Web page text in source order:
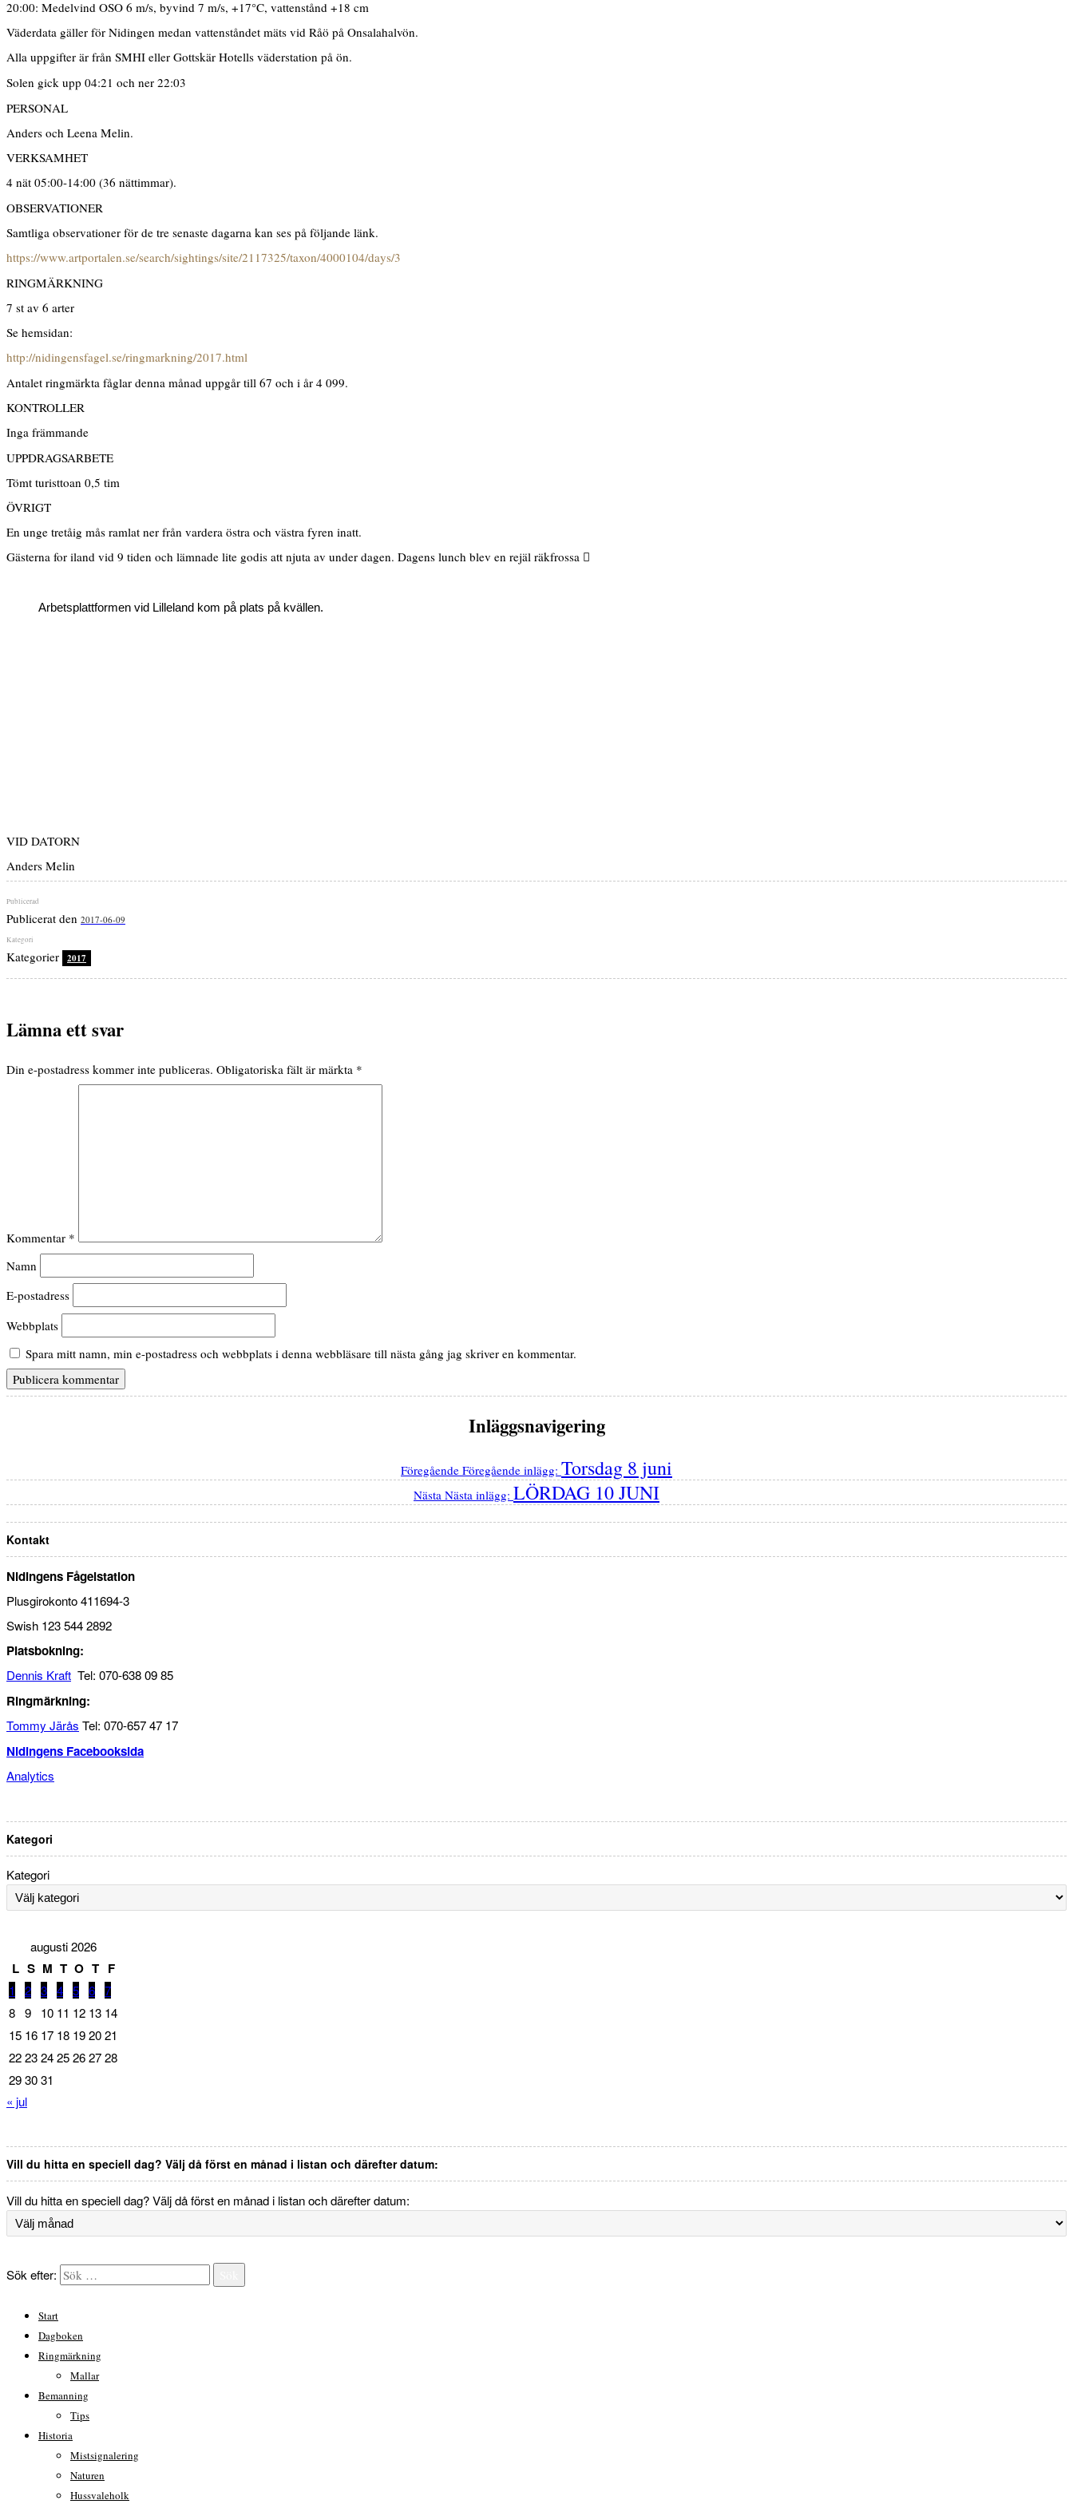
20:00: Medelvind OSO 6 m/s, byvind 7 m/s, +17°C, vattenstånd +18 cm
Väderdata gäller för Nidingen medan vattenståndet mäts vid Råö på Onsalahalvön.
Alla uppgifter är från SMHI eller Gottskär Hotells väderstation på ön.
Solen gick upp 04:21 och ner 22:03
PERSONAL
Anders och Leena Melin.
VERKSAMHET
4 nät 05:00-14:00 (36 nättimmar).
OBSERVATIONER
Samtliga observationer för de tre senaste dagarna kan ses på följande länk.
https://www.artportalen.se/search/sightings/site/2117325/taxon/4000104/days/3
RINGMÄRKNING
7 st av 6 arter
Se hemsidan:
http://nidingensfagel.se/ringmarkning/2017.html
Antalet ringmärkta fåglar denna månad uppgår till 67 och i år 4 099.
KONTROLLER
Inga främmande
UPPDRAGSARBETE
Tömt turisttoan 0,5 tim
ÖVRIGT
En unge tretåig mås ramlat ner från vardera östra och västra fyren inatt.
Gästerna for iland vid 9 tiden och lämnade lite godis att njuta av under dagen. Dagens lunch blev en rejäl räkfrossa 
Arbetsplattformen vid Lilleland kom på plats på kvällen.
VID DATORN
Anders Melin
Publicerat den 2017-06-09
Kategorier 2017
Lämna ett svar
Din e-postadress kommer inte publiceras. Obligatoriska fält är märkta *
Kommentar *
Namn
E-postadress
Webbplats
Spara mitt namn, min e-postadress och webbplats i denna webbläsare till nästa gång jag skriver en kommentar.
Inläggsnavigering
Föregående Föregående inlägg: Torsdag 8 juni
Nästa Nästa inlägg: LÖRDAG 10 JUNI
Kontakt
Nidingens Fågelstation
Plusgirokonto 411694-3
Swish 123 544 2892
Platsbokning:
Dennis Kraft Tel: 070-638 09 85
Ringmärkning:
Tommy Järås Tel: 070-657 47 17
Nidingens Facebooksida
Analytics
Kategori
Kategori
augusti 2026
L S M T O T F
1 2 3 4 5 6 7
8 9 10 11 12 13 14
15 16 17 18 192021
22232425262728
293031
« jul
Vill du hitta en speciell dag? Välj då först en månad i listan och därefter datum:
Vill du hitta en speciell dag? Välj då först en månad i listan och därefter datum:
Sök efter:
Start
Dagboken
Ringmärkning
Mallar
Bemanning
Tips
Historia
Mistsignalering
Naturen
Hussvaleholk